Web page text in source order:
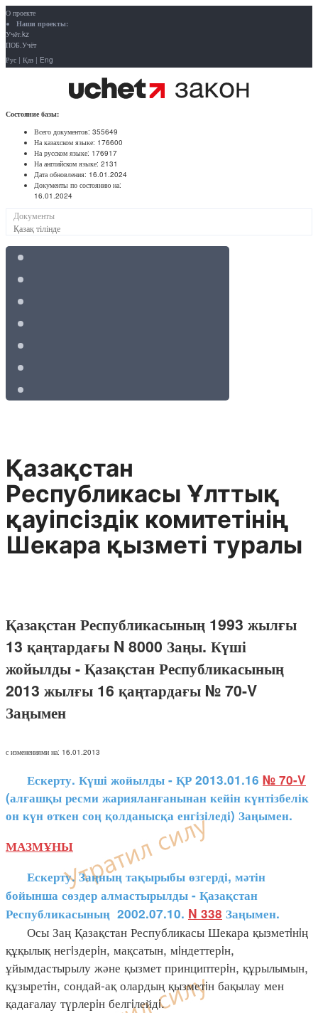
О проекте
Наши проекты:
Учёт.kz
ПОБ.Учёт
Рус | Қаз | Eng
Состояние базы:
Всего документов: 355649
На казахском языке: 176600
На русском языке: 176917
На английском языке: 2131
Дата обновления: 16.01.2024
Документы по состоянию на:
16.01.2024
Документы
Қазақ тілінде
Қазақстан
Республикасы Ұлттық
қауiпсiздiк комитетiнiң
Шекара қызметi туралы
Қазақстан Республикасының 1993 жылғы
13 қаңтардағы N 8000 Заңы. Күші
жойылды - Қазақстан Республикасының
2013 жылғы 16 қаңтардағы № 70-V
Заңымен
с изменениями на: 16.01.2013
Ескерту. Күші жойылды - ҚР 2013.01.16 № 70-V
(алғашқы ресми жарияланғанынан кейін күнтізбелік
он күн өткен соң қолданысқа енгізіледі) Заңымен.
МАЗМҰНЫ
Ескерту. Заңның тақырыбы өзгерді, мәтін
бойынша сөздер алмастырылды - Қазақстан
Республикасының 2002.07.10. N 338 Заңымен.
Осы Заң Қазақстан Республикасы Шекара қызметiнiң
құқылық негiздерiн, мақсатын, мiндеттерiн,
ұйымдастырылу және қызмет принциптерiн, құрылымын,
құзыретiн, сондай-ақ олардың қызметiн бақылау мен
қадағалау түрлерiн белгiлейдi.